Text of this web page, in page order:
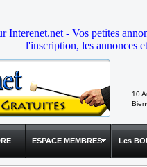
Interenet.net - Vos petites
l'inscription, les annonces
10
ESPACE MEMBRES Les